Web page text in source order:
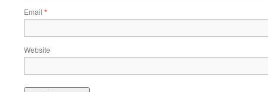
Email *
Website